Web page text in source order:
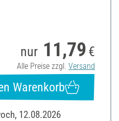
nur 11,79 €
Alle Preise zzgl. Versand
Warenkorb
12.08.2026